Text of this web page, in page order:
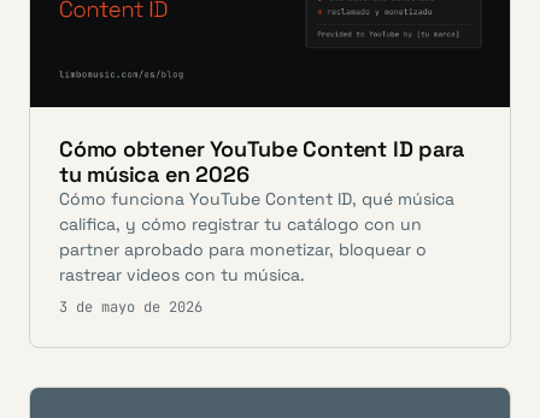
Cómo obtener YouTube Content ID para
tu música en 2026
Cómo funciona YouTube Content ID, qué música
califica, y cómo registrar tu catálogo con un
partner aprobado para monetizar, bloquear o
rastrear videos con tu música.
3 de mayo de 2026